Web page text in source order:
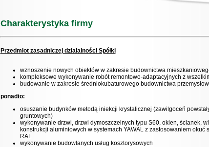
Charakterystyka firmy
Przedmiot zasadniczej działalności Spółki
wznoszenie nowych obiektów w zakresie budownictwa
kompleksowe wykonywanie robót remontowo-adaptacyjnych z
budowanie w zakresie średniokubaturowego budownictwa
ponadto:
osuszanie budynków metodą iniekcji krystalicznej (zawilgoceń
gruntowych)
wykonywanie drzwi, drzwi dymoszczelnych typu S60, okien, ścianek,
konstrukcji aluminiowych w systemach YAWAL z zastosowaniem okuć
RAL
wykonywanie budowlanych usług kosztorysowych